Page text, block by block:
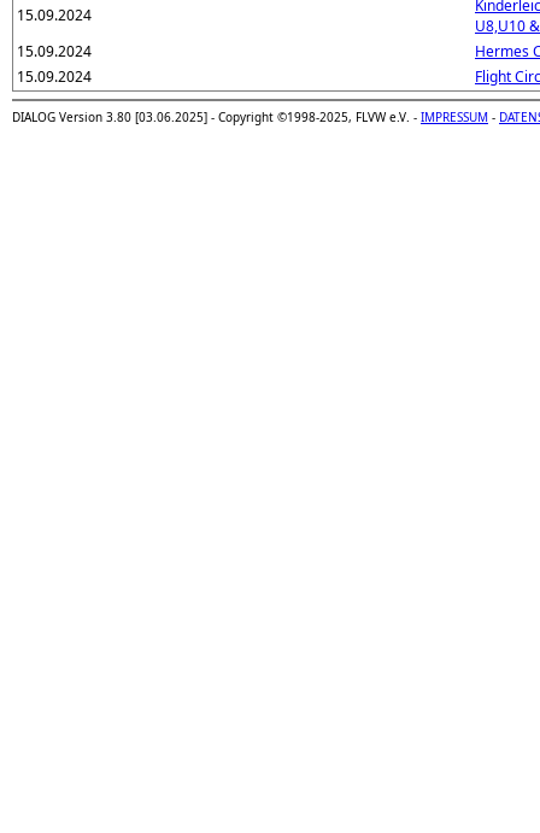
15.09.2024
U8,U10
15.09.2024
Hermes
15.09.2024
Flight
DIALOG Version 3.80 [03.06.2025] - Copyright ©1998-2025, FLVW e.V. - IMPRESSUM -